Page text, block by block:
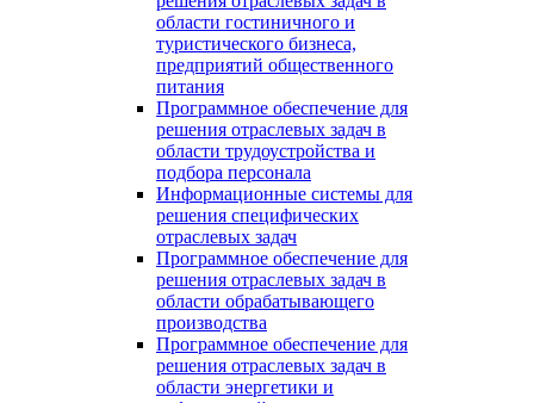
области гостиничного и
туристического бизнеса,
предприятий общественного
питания
Программное обеспечение для
решения отраслевых задач в
области трудоустройства и
подбора персонала
Информационные системы для
решения специфических
отраслевых задач
Программное обеспечение для
решения отраслевых задач в
области обрабатывающего
производства
Программное обеспечение для
решения отраслевых задач в
области энергетики и